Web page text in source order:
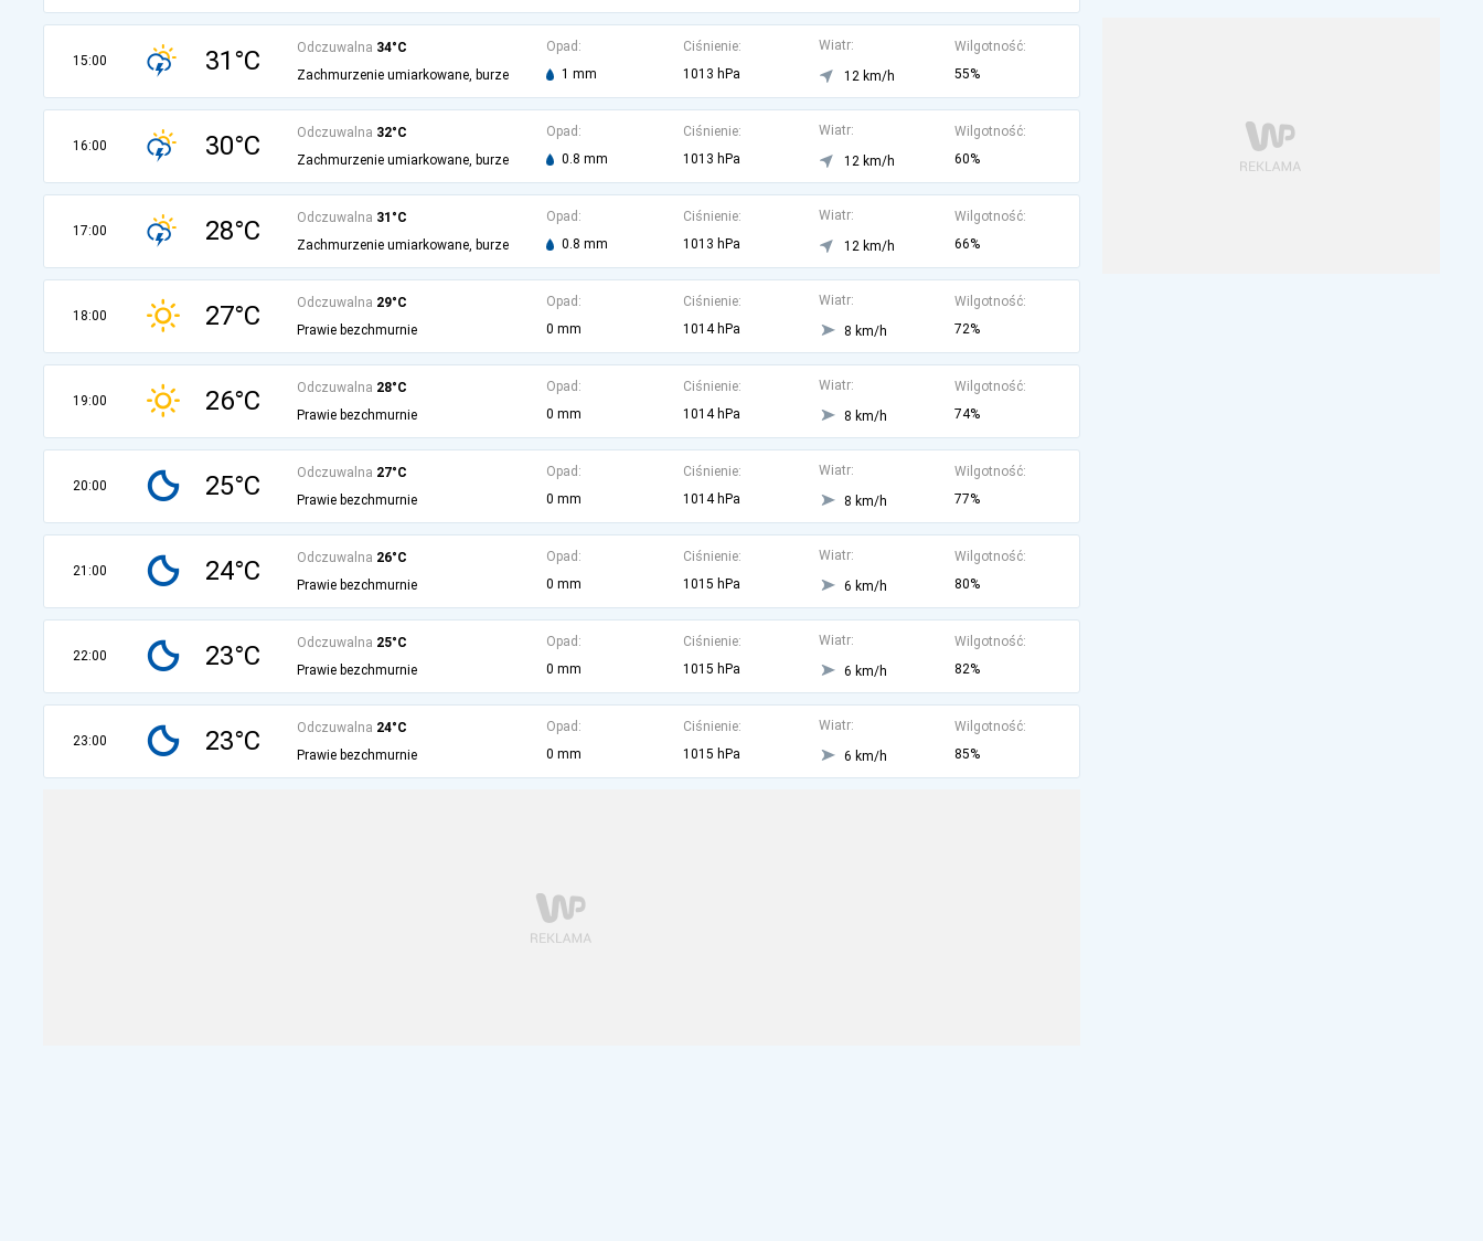
15:00 31°C Odczuwalna 34°C
Zachmurzenie umiarkowane, burze
Opad:
1 mm
Ciśnienie:
1013 hPa
Wiatr:
12 km/h
Wilgotność:
55%
16:00 30°C Odczuwalna 32°C
Zachmurzenie umiarkowane, burze
Opad:
0.8 mm
Ciśnienie:
1013 hPa
Wiatr:
12 km/h
Wilgotność:
60%
17:00 28°C Odczuwalna 31°C
Zachmurzenie umiarkowane, burze
Opad:
0.8 mm
Ciśnienie:
1013 hPa
Wiatr:
12 km/h
Wilgotność:
66%
18:00 27°C Odczuwalna 29°C
Prawie bezchmurnie
Opad:
0 mm
Ciśnienie:
1014 hPa
Wiatr:
8 km/h
Wilgotność:
72%
19:00 26°C Odczuwalna 28°C
Prawie bezchmurnie
Opad:
0 mm
Ciśnienie:
1014 hPa
Wiatr:
8 km/h
Wilgotność:
74%
20:00 25°C Odczuwalna 27°C
Prawie bezchmurnie
Opad:
0 mm
Ciśnienie:
1014 hPa
Wiatr:
8 km/h
Wilgotność:
77%
21:00 24°C Odczuwalna 26°C
Prawie bezchmurnie
Opad:
0 mm
Ciśnienie:
1015 hPa
Wiatr:
6 km/h
Wilgotność:
80%
22:00 23°C Odczuwalna 25°C
Prawie bezchmurnie
Opad:
0 mm
Ciśnienie:
1015 hPa
Wiatr:
6 km/h
Wilgotność:
82%
23:00 23°C Odczuwalna 24°C
Prawie bezchmurnie
Opad:
0 mm
Ciśnienie:
1015 hPa
Wiatr:
6 km/h
Wilgotność:
85%